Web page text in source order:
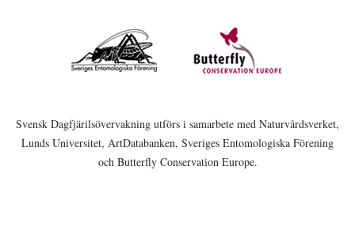
Svensk Dagfjärilsövervakning utförs i samarbete med Naturvårdsverket,
Lunds Universitet, ArtDatabanken, Sveriges Entomologiska Förening
och Butterfly Conservation Europe.